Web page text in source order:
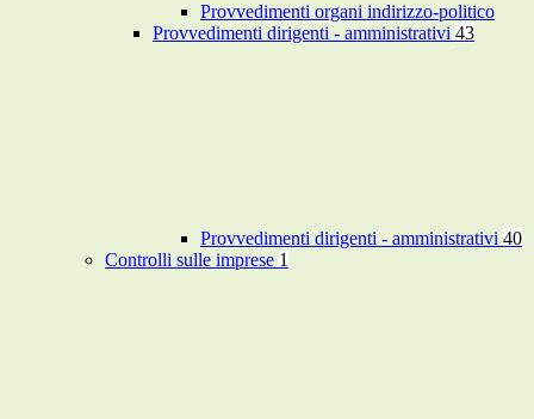
Provvedimenti organi indirizzo-politico
Provvedimenti dirigenti - amministrativi 43
Provvedimenti dirigenti - amministrativi 40
Controlli sulle imprese 1